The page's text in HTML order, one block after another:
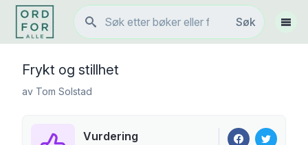
Søk
Søk
Vis
Frykt og stillhet
av Tom Solstad
Vurdering